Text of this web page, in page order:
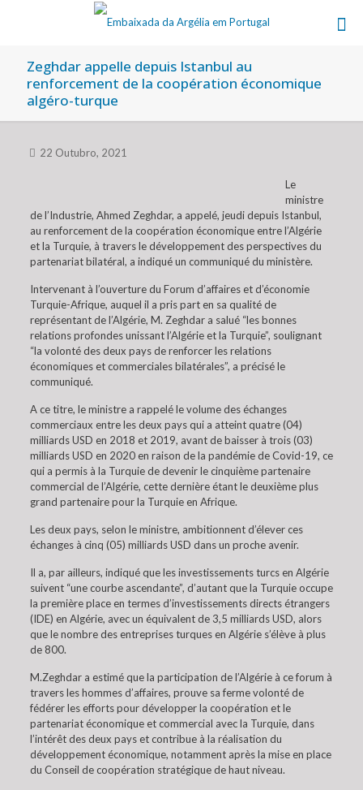
Zeghdar appelle depuis Istanbul au
renforcement de la coopération économique
algéro-turque
22 Outubro, 2021
Le
ministre
de l’Industrie, Ahmed Zeghdar, a appelé, jeudi depuis Istanbul,
au renforcement de la coopération économique entre l’Algérie
et la Turquie, à travers le développement des perspectives du
partenariat bilatéral, a indiqué un communiqué du ministère.
Intervenant à l’ouverture du Forum d’affaires et d’économie
Turquie-Afrique, auquel il a pris part en sa qualité de
représentant de l’Algérie, M. Zeghdar a salué “les bonnes
relations profondes unissant l’Algérie et la Turquie”, soulignant
“la volonté des deux pays de renforcer les relations
économiques et commerciales bilatérales”, a précisé le
communiqué.
A ce titre, le ministre a rappelé le volume des échanges
commerciaux entre les deux pays qui a atteint quatre (04)
milliards USD en 2018 et 2019, avant de baisser à trois (03)
milliards USD en 2020 en raison de la pandémie de Covid-19, ce
qui a permis à la Turquie de devenir le cinquième partenaire
commercial de l’Algérie, cette dernière étant le deuxième plus
grand partenaire pour la Turquie en Afrique.
Les deux pays, selon le ministre, ambitionnent d’élever ces
échanges à cinq (05) milliards USD dans un proche avenir.
Il a, par ailleurs, indiqué que les investissements turcs en Algérie
suivent “une courbe ascendante”, d’autant que la Turquie occupe
la première place en termes d’investissements directs étrangers
(IDE) en Algérie, avec un équivalent de 3,5 milliards USD, alors
que le nombre des entreprises turques en Algérie s’élève à plus
de 800.
M.Zeghdar a estimé que la participation de l’Algérie à ce forum à
travers les hommes d’affaires, prouve sa ferme volonté de
fédérer les efforts pour développer la coopération et le
partenariat économique et commercial avec la Turquie, dans
l’intérêt des deux pays et contribue à la réalisation du
développement économique, notamment après la mise en place
du Conseil de coopération stratégique de haut niveau.